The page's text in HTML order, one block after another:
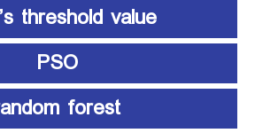
threshold value
PSO
forest